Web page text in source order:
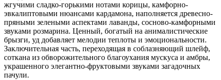
жгучими сладко-горькими нотами корицы, камфорно-
эвкалиптовыми нюансами кардамона, наполняется древесно-
пряными зелеными аспектами лаванды, сосново-камфорными
звуками розмарина. Ценный, богатый на анималистические
брызги, уд добавляет мелодии теплоты и эмоциональности.
Заключительная часть, переходящая в соблазняющий шлейф,
соткана из обворожительного благоухания мускуса и амбры,
украшенного элегантно-фруктовыми звуками загадочных
пачули.